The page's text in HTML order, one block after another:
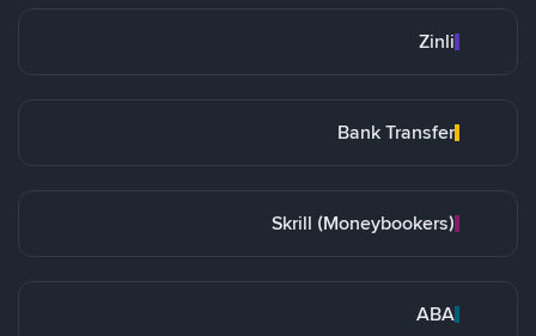
Zinli
Bank Transfer
Skrill (Moneybookers)
ABA